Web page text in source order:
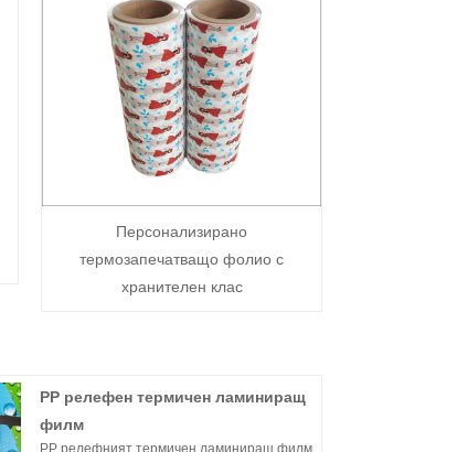
Персонализирано
термозапечатващо фолио с
хранителен клас
PP релефен термичен ламиниращ
филм